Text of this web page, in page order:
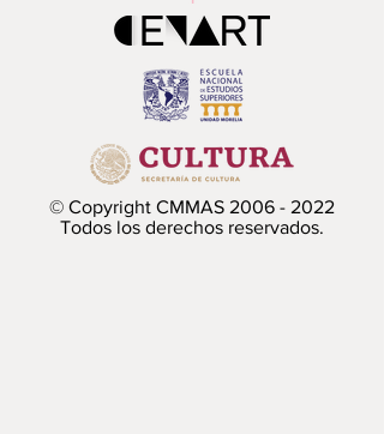
© Copyright CMMAS 2006 - 2022
Todos los derechos reservados.